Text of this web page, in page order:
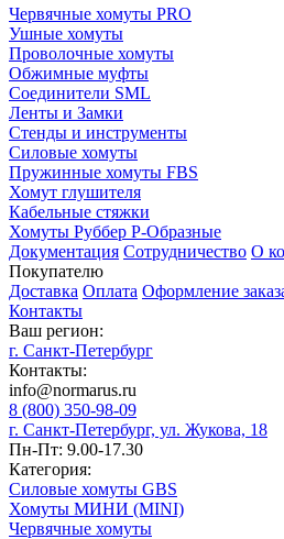
Червячные хомуты PRO
Ушные хомуты
Проволочные хомуты
Обжимные муфты
Соединители SML
Ленты и Замки
Стенды и инструменты
Силовые хомуты
Пружинные хомуты FBS
Хомут глушителя
Кабельные стяжки
Хомуты Руббер Р-Образные
Документация Сотрудничество О
Покупателю
Доставка Оплата Оформление
Контакты
Ваш регион:
г. Санкт-Петербург
Контакты:
info@normarus.ru
8 (800) 350-98-09
г. Санкт-Петербург, ул. Жукова, 18
Пн-Пт: 9.00-17.30
Категория:
Силовые хомуты GBS
Хомуты МИНИ (MINI)
Червячные хомуты